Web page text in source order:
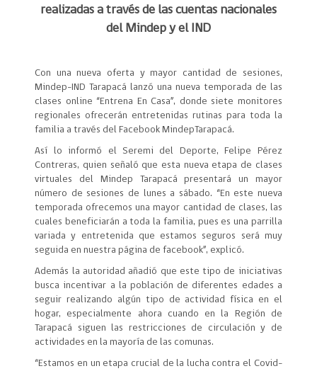
realizadas a través de las cuentas nacionales
del Mindep y el IND
Con una nueva oferta y mayor cantidad de sesiones,
Mindep-IND Tarapacá lanzó una nueva temporada de las
clases online “Entrena En Casa”, donde siete monitores
regionales ofrecerán entretenidas rutinas para toda la
familia a través del Facebook MindepTarapacá.
Así lo informó el Seremi del Deporte, Felipe Pérez
Contreras, quien señaló que esta nueva etapa de clases
virtuales del Mindep Tarapacá presentará un mayor
número de sesiones de lunes a sábado. “En este nueva
temporada ofrecemos una mayor cantidad de clases, las
cuales beneficiarán a toda la familia, pues es una parrilla
variada y entretenida que estamos seguros será muy
seguida en nuestra página de facebook”, explicó.
Además la autoridad añadió que este tipo de iniciativas
busca incentivar a la población de diferentes edades a
seguir realizando algún tipo de actividad física en el
hogar, especialmente ahora cuando en la Región de
Tarapacá siguen las restricciones de circulación y de
actividades en la mayoría de las comunas.
“Estamos en un etapa crucial de la lucha contra el Covid-